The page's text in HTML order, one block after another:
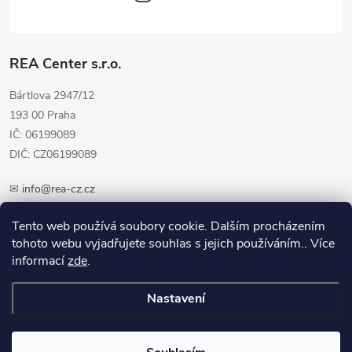
Tento web používá soubory cookie. Dalším procházením
tohoto webu vyjadřujete souhlas s jejich používáním.. Více
informacízde.
Nastavení
REA Center s.r.o.
Bártlova 2947/12
193 00 Praha
IČ: 06199089
DIČ: CZ06199089
✉ info@rea-cz.cz
Copyright 2026
cookies